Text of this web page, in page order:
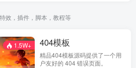
效，插件，脚本，教程等
1.5W+ 404模板
精品404模板源码提供了一个用
户友好的 404 错误页面。